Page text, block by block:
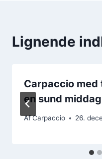
Lignende
Carpaccio
en sund middag
AfCarpaccio 26.